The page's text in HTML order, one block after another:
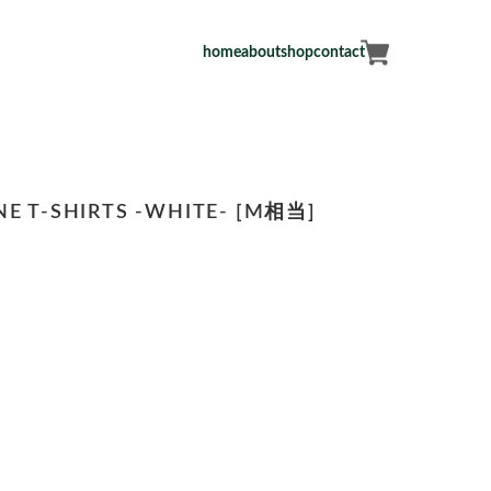
homeaboutshopcontact
T-SHIRTS -WHITE- [M相当]